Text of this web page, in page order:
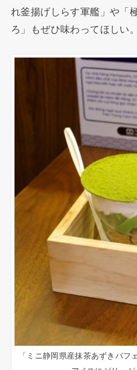
れ釜揚げしらす軍艦」や「
ろ」もぜひ味わってほしい。
「ミニ静岡県産抹茶あずきパフ